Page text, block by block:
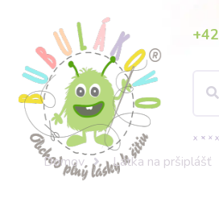
Domov Látka na pršiplášť